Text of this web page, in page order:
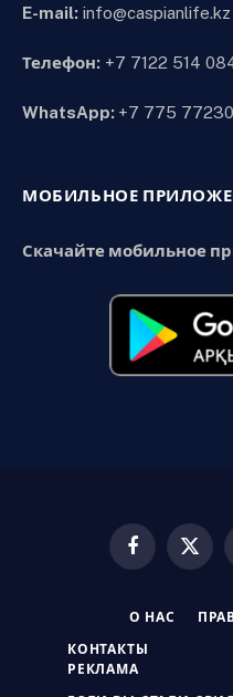
E-mail: info@caspianlife.kz
Телефон: +7 7122 514
WhatsApp: +7 775
МОБИЛЬНОЕ
Скачайте мобильное
Facebook
X
О НАС
КОНТАКТЫ
РЕКЛАМА